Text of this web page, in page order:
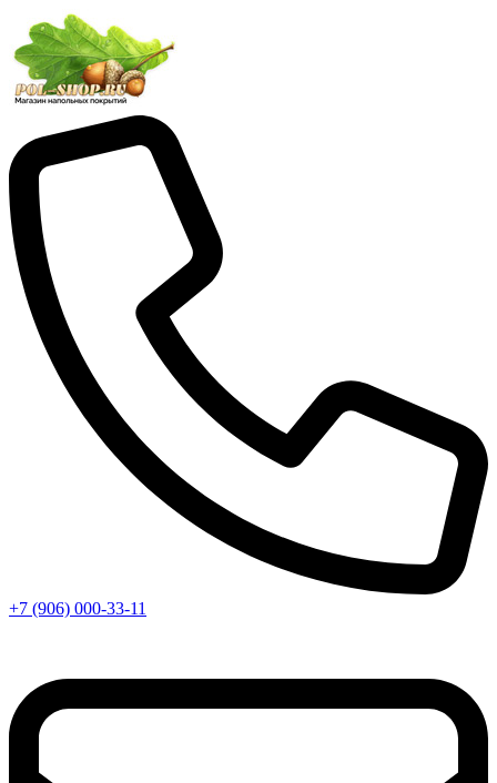
+7 (906) 000-33-11